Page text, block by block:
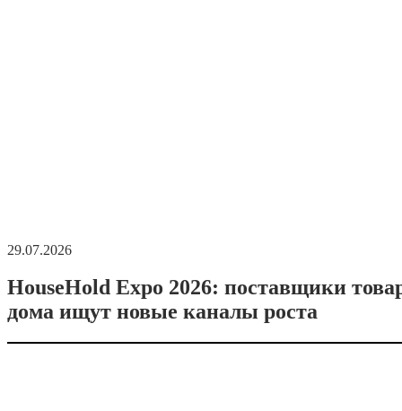
29.07.2026
HouseHold Expo 2026: поставщики
дома ищут новые каналы роста